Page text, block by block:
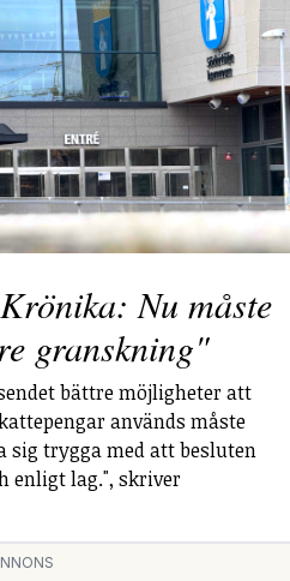
Nu måste
granskning"
bättre möjligheter att
används måste
sig trygga med att besluten
enligt lag.", skriver